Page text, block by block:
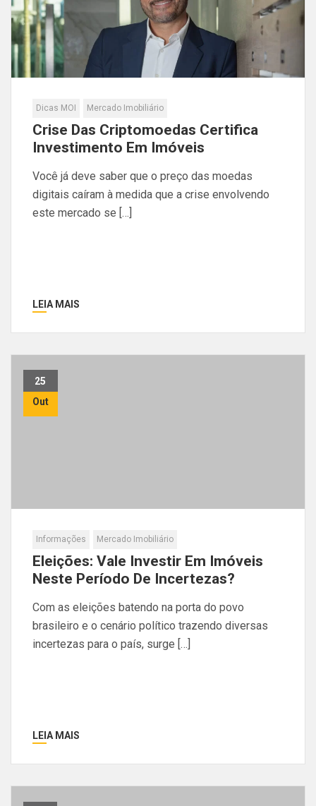
Dicas MOI Mercado Imobiliário
Crise Das Criptomoedas Certifica
Investimento Em Imóveis
Você já deve saber que o preço das moedas
digitais caíram à medida que a crise envolvendo
este mercado se […]
LEIA MAIS
25
Out
Informações Mercado Imobiliário
Eleições: Vale Investir Em Imóveis
Neste Período De Incertezas?
Com as eleições batendo na porta do povo
brasileiro e o cenário político trazendo diversas
incertezas para o país, surge […]
LEIA MAIS